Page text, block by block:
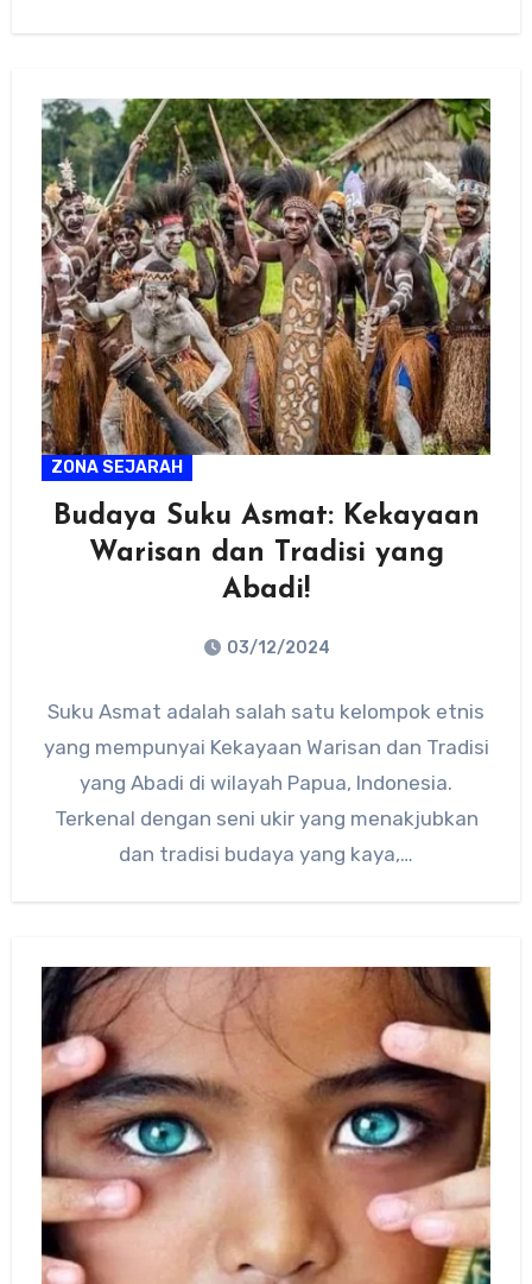
ZONA SEJARAH
Budaya Suku Asmat: Kekayaan
Warisan dan Tradisi yang
Abadi!
03/12/2024
Comments
Suku Asmat adalah salah satu kelompok etnis
yang mempunyai Kekayaan Warisan dan Tradisi
yang Abadi di wilayah Papua, Indonesia.
Terkenal dengan seni ukir yang menakjubkan
dan tradisi budaya yang kaya,…